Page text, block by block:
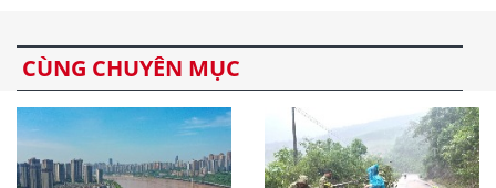
CÙNG CHUYÊN MỤC